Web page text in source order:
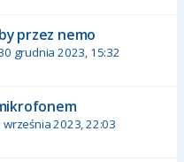
przez nemo
grudnia 2023, 15:32
września 2023, 22:03